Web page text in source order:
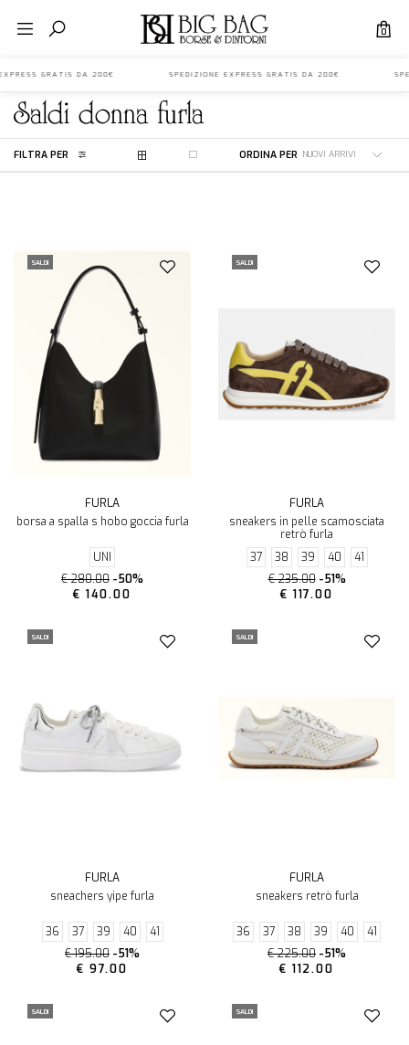
0
EXPRESS GRATIS DA 200€ SPEDIZIONE EXPRESS GRATIS DA 200€
saldi donnafurla
FILTRA PER ORDINA PER
SALDI
FURLA
borsa a spalla s hobo goccia furla
UNI
€ 280.00 -50%
€ 140.00
SALDI
FURLA
sneakers in pelle scamosciata
retrò furla
37
38 39 40
41
€ 235.00 -51%
€ 117.00
SALDI
FURLA
sneachers yipe furla
36 37 39 40
41
€ 195.00 -51%
€ 97.00
SALDI
FURLA
sneakers retrò furla
36 37 38 39 40
41
€ 225.00 -51%
€ 112.00
SALDI SALDI